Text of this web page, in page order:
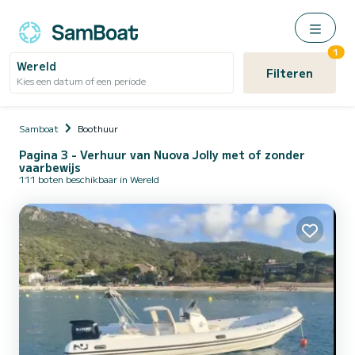
Wereld
Kies een datum of een periode Filteren
1
Samboat Boothuur
Pagina 3 - Verhuur van Nuova Jolly met of zonder
vaarbewijs
111 boten beschikbaar in Wereld